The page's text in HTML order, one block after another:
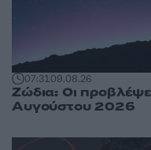
07:3109.08.26
Ζώδια: Οι
Αυγούστου 2026